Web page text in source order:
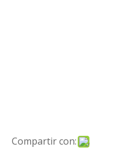
Compartir con: